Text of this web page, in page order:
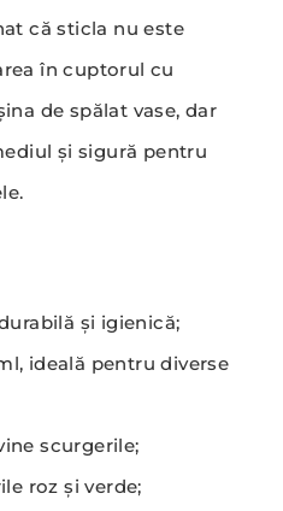
că sticla nu este
în cuptorul cu
de spălat vase, dar
și sigură pentru
și igienică;
ideală pentru diverse
scurgerile;
roz și verde;